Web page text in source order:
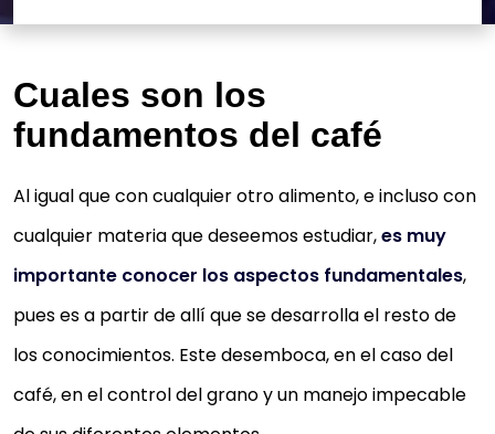
Cuales son los
fundamentos del café
Al igual que con cualquier otro alimento, e incluso con
cualquier materia que deseemos estudiar,es muy
importante conocer los aspectos fundamentales,
pues es a partir de allí que se desarrolla el resto de
los conocimientos. Este desemboca, en el caso del
café, en el control del grano y un manejo impecable